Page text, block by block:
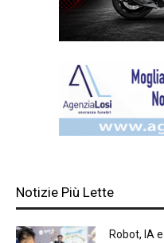
Notizie Più Lette
Robot, IA